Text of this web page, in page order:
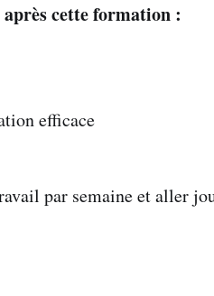
cette formation :
efficace
par semaine et aller